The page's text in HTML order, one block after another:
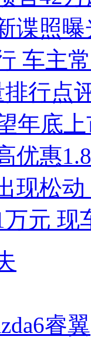
谍照
车主
行点
年底
优惠
现松
元 现
睿翼